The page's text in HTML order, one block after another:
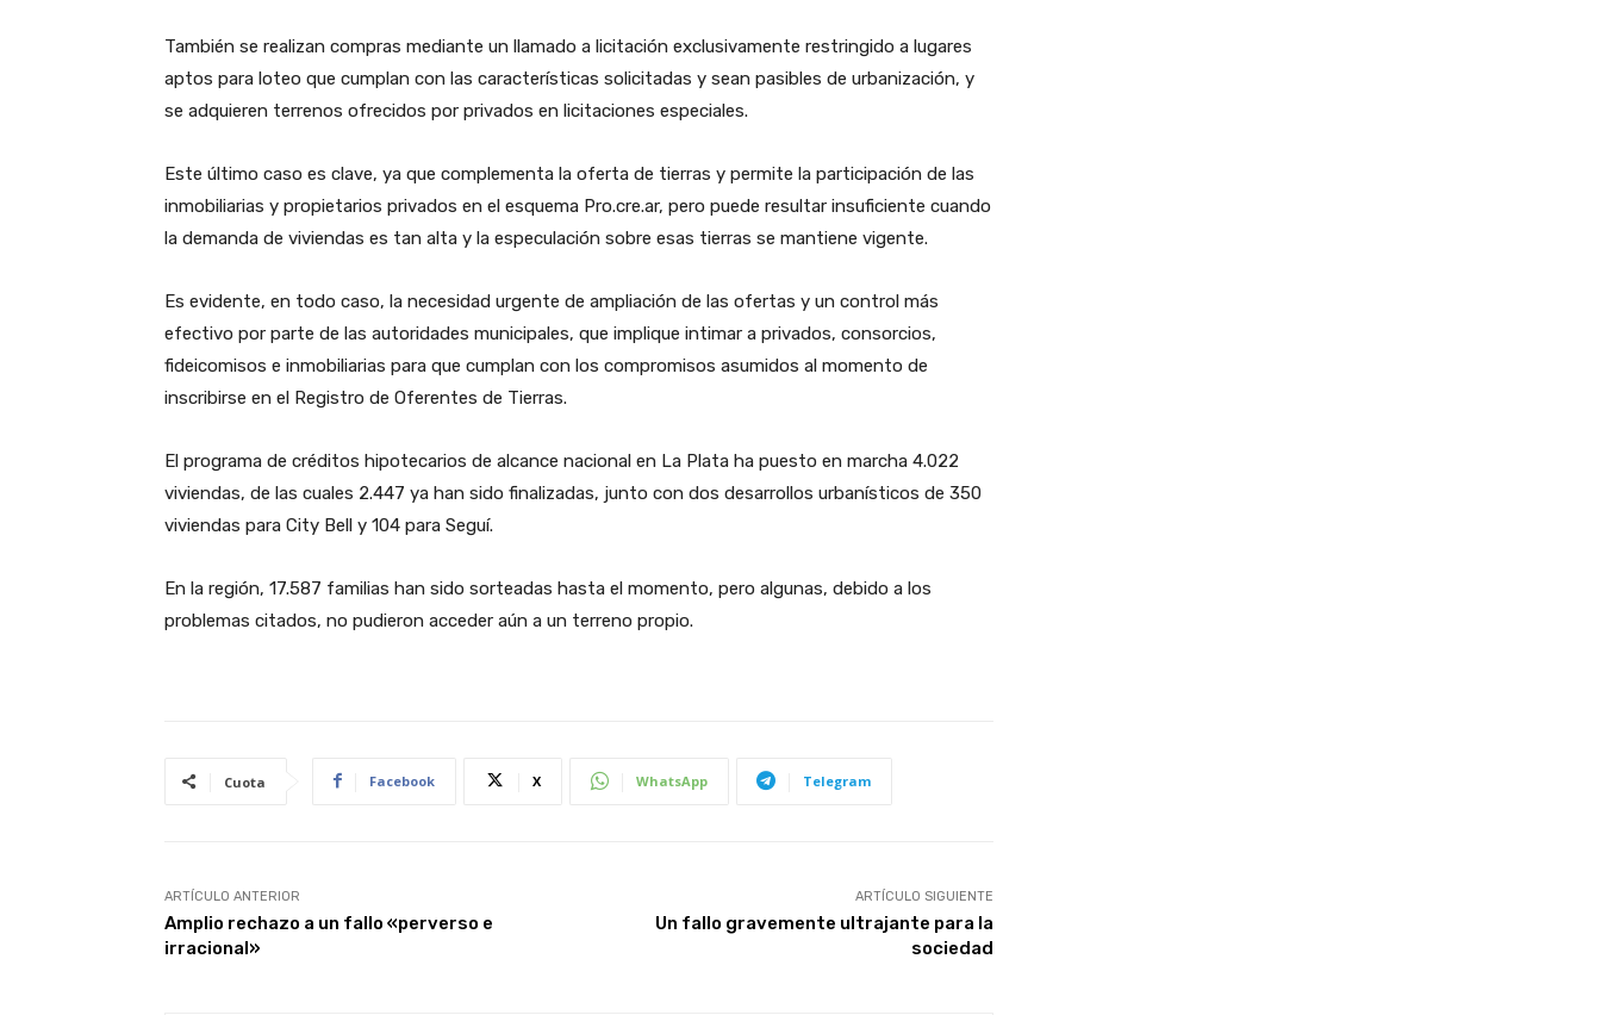
También se realizan compras mediante un llamado a licitación exclusivamente restringido a lugares
aptos para loteo que cumplan con las características solicitadas y sean pasibles de urbanización, y
se adquieren terrenos ofrecidos por privados en licitaciones especiales.
Este último caso es clave, ya que complementa la oferta de tierras y permite la participación de las
inmobiliarias y propietarios privados en el esquema Pro.cre.ar, pero puede resultar insuficiente cuando
la demanda de viviendas es tan alta y la especulación sobre esas tierras se mantiene vigente.
Es evidente, en todo caso, la necesidad urgente de ampliación de las ofertas y un control más
efectivo por parte de las autoridades municipales, que implique intimar a privados, consorcios,
fideicomisos e inmobiliarias para que cumplan con los compromisos asumidos al momento de
inscribirse en el Registro de Oferentes de Tierras.
El programa de créditos hipotecarios de alcance nacional en La Plata ha puesto en marcha 4.022
viviendas, de las cuales 2.447 ya han sido finalizadas, junto con dos desarrollos urbanísticos de 350
viviendas para City Bell y 104 para Seguí.
En la región, 17.587 familias han sido sorteadas hasta el momento, pero algunas, debido a los
problemas citados, no pudieron acceder aún a un terreno propio.
Cuota Facebook X WhatsApp Telegram
ARTÍCULO ANTERIOR
Amplio rechazo a un fallo «perverso e
irracional»
ARTÍCULO SIGUIENTE
Un fallo gravemente ultrajante para la
sociedad